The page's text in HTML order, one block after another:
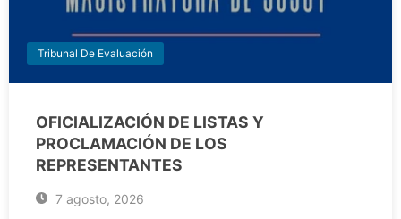
Tribunal De Evaluación
OFICIALIZACIÓN DE LISTAS Y
PROCLAMACIÓN DE LOS
REPRESENTANTES
7 agosto, 2026